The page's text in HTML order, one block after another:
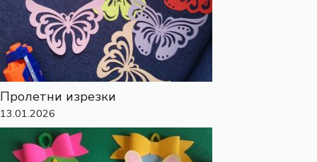
Пролетни изрезки
13.01.2026